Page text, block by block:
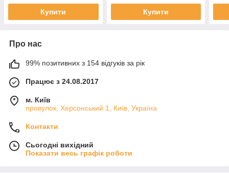
Купити Купити
Про нас
99% позитивних з 154 відгуків за рік
Працює з 24.08.2017
м. Київ
провулок, Херсонський 1, Київ, Україна
Контакти
Сьогодні вихідний
Показати весь графік роботи